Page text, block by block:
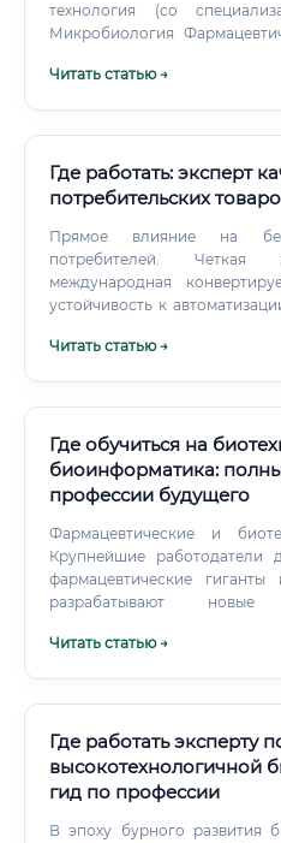
научными руководителями и
Быть активным в
технология (со
Микробиология Фармацевтическая технология Можно
обычно начинают с начальных
непосредственная работа "в
руководством опытного
Читать статью →
Где работать: эксперт
потребительских
Прямое влияние на
потребителей.
международная
устойчивость к
Читать статью →
Где обучиться на
биоинформатика:
профессии будущего
Фармацевтические и
Крупнейшие работодатели
фармацевтические
разрабатывают новые
Читать статью →
Где работать эксперту
высокотехнологичной
гид по профессии
В эпоху бурного развития